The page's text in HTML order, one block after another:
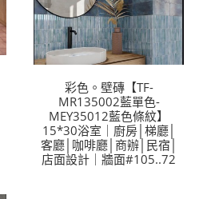
彩色。壁磚【TF-
MR135002藍單色-
MEY35012藍色條紋】
15*30浴室｜廚房│梯廳│
客廳│咖啡廳│商辦│民宿│
店面設計｜牆面#105..72